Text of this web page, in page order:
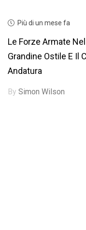
Più di un mese fa
Le Forze Armate
Grandine Ostile E Il
Andatura
BySimon Wilson